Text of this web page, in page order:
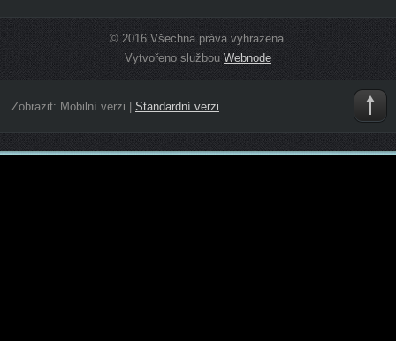
© 2016 Všechna práva vyhrazena.
Vytvořeno službou Webnode
Zobrazit: Mobilní verzi Standardní verzi